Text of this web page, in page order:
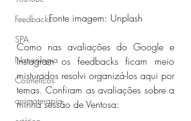
Feedbacks
SPA
Naturologia
Cosméticos
aromaterapia
Fonte imagem: Unplash
Como nas avaliações do Google e
Instagram os feedbacks ficam meio
misturados resolvi organizá-los aqui por
temas. Confiram as avaliações sobre a
minha sessão de Ventosa: